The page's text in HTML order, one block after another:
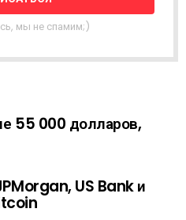
мы не спамим;)
55 000 долларов,
US Bank и